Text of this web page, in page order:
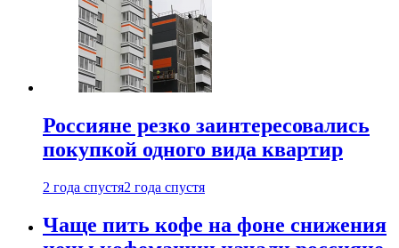
Россияне резко заинтересовались
покупкой одного вида квартир
2 года спустя2 года спустя
Чаще пить кофе на фоне снижения